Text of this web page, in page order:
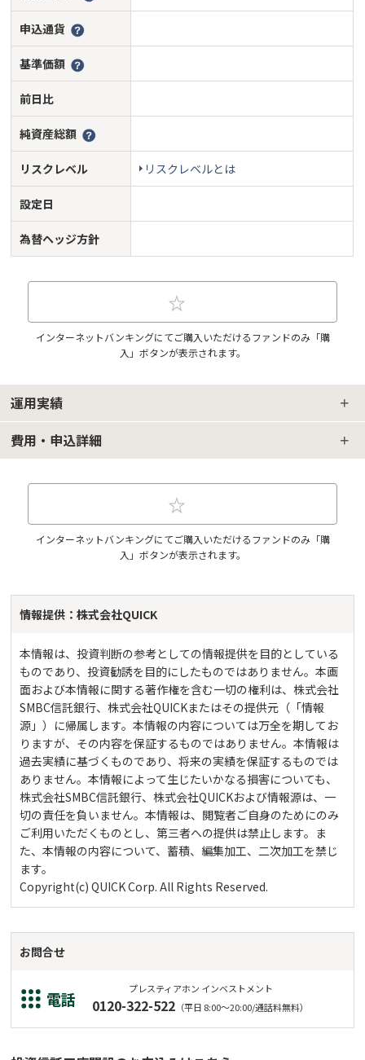
申込通貨
基準価額
前日比
純資産総額
リスクレベル リスクレベルとは
設定日
為替ヘッジ方針
インターネットバンキングにてご購入いただけるファンドのみ「購
入」ボタンが表示されます。
運用実績
費用・申込詳細
インターネットバンキングにてご購入いただけるファンドのみ「購
入」ボタンが表示されます。
情報提供：株式会社QUICK
本情報は、投資判断の参考としての情報提供を目的としている
ものであり、投資勧誘を目的にしたものではありません。本画
面および本情報に関する著作権を含む一切の権利は、株式会社
SMBC信託銀行、株式会社QUICKまたはその提供元（「情報
源」）に帰属します。本情報の内容については万全を期してお
りますが、その内容を保証するものではありません。本情報は
過去実績に基づくものであり、将来の実績を保証するものでは
ありません。本情報によって生じたいかなる損害についても、
株式会社SMBC信託銀行、株式会社QUICKおよび情報源は、一
切の責任を負いません。本情報は、閲覧者ご自身のためにのみ
ご利用いただくものとし、第三者への提供は禁止します。ま
た、本情報の内容について、蓄積、編集加工、二次加工を禁じ
ます。
Copyright(c) QUICK Corp. All Rights Reserved.
お問合せ
電話 プレスティアホン インベストメント
0120-322-522 （平日 8:00～20:00/通話料無料）